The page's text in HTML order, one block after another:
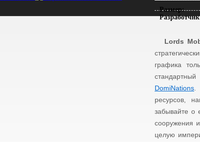
Размер:
Lords
графика
DomiNations
ресурсов,
забывайте о
сооружения
целую